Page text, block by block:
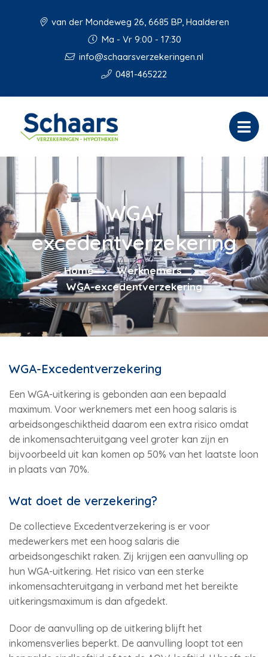
van der Mondeweg 26, 6685 BP, Haalderen
Ma - Vr 9:00 - 17:30
info@schaarsverzekeringen.nl
0481-465222
WGA-
excedentverzekering
Home
Werknemers
WGA-excedentverzekering
WGA-Excedentverzekering
Een WGA-uitkering is gebonden aan een bepaald
maximum. Voor werknemers met een hoog salaris is
arbeidsongeschiktheid daarom een extra risico omdat
de inkomensachteruitgang veel groter kan zijn en
bijvoorbeeld uit kan komen op 50% van het laatste loon
in plaats van 70%.
Wat doet de verzekering?
De collectieve Excedentverzekering is er voor
medewerkers met een hoog salaris die
arbeidsongeschikt raken. Zij krijgen een aanvulling op
hun WGA-uitkering. Het risico van een sterke
inkomensachteruitgang in verband met het bereikte
uitkeringsmaximum is dan afgedekt.
Door de aanvulling op de uitkering blijft het
inkomensverlies beperkt. De aanvulling loopt tot een